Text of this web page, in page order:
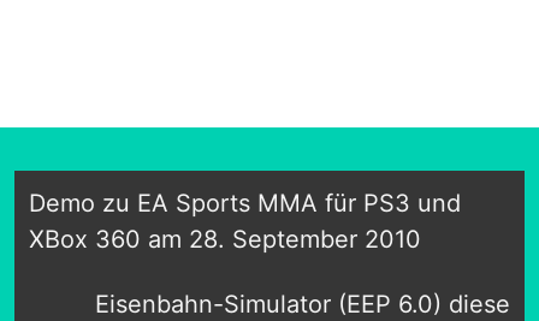
Demo zu EA Sports MMA für PS3 und
XBox 360 am 28. September 2010
Eisenbahn-Simulator (EEP 6.0) diese